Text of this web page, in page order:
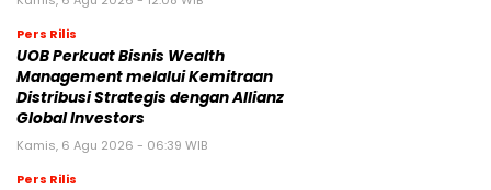
Pers Rilis
UOB Perkuat Bisnis Wealth
Management melalui Kemitraan
Distribusi Strategis dengan Allianz
Global Investors
Kamis, 6 Agu 2026 - 06:39 WIB
Pers Rilis